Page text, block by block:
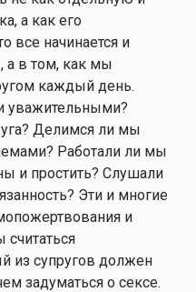
а как его
все начинается и
а в том, как мы
каждый день.
уважительными?
Делимся ли мы
Работали ли мы
и простить? Слушали
Эти и многие
и
из супругов должен
задуматься о сексе.